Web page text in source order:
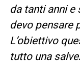
da tanti anni e
devo pensare
L’obiettivo
tutto una